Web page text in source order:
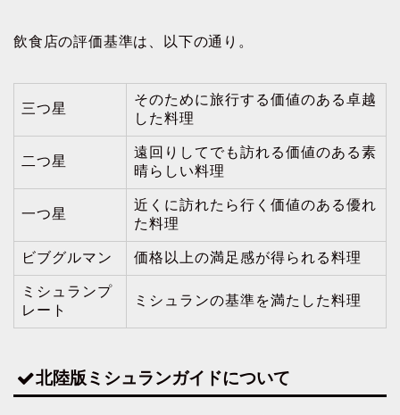
飲食店の評価基準は、以下の通り。
三つ星
そのために旅行する価値のある卓越
した料理
二つ星
遠回りしてでも訪れる価値のある素
晴らしい料理
一つ星
近くに訪れたら行く価値のある優れ
た料理
ビブグルマン 価格以上の満足感が得られる料理
ミシュランプ
レート
ミシュランの基準を満たした料理
北陸版ミシュランガイドについて